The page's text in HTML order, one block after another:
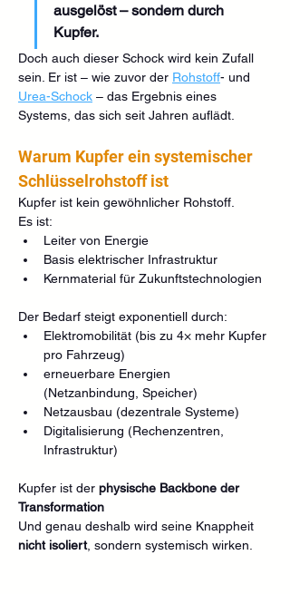
ausgelöst – sondern durch
Kupfer.
Doch auch dieser Schock wird kein Zufall
sein. Er ist – wie zuvor der Rohstoff- und
Urea-Schock – das Ergebnis eines
Systems, das sich seit Jahren auflädt.
Warum Kupfer ein systemischer
Schlüsselrohstoff ist
Kupfer ist kein gewöhnlicher Rohstoff.
Es ist:
Leiter von Energie
Basis elektrischer Infrastruktur
Kernmaterial für Zukunftstechnologien
Der Bedarf steigt exponentiell durch:
Elektromobilität (bis zu 4× mehr Kupfer
pro Fahrzeug)
erneuerbare Energien
(Netzanbindung, Speicher)
Netzausbau (dezentrale Systeme)
Digitalisierung (Rechenzentren,
Infrastruktur)
Kupfer ist der physische Backbone der
Transformation
Und genau deshalb wird seine Knappheit
nicht isoliert, sondern systemisch wirken.